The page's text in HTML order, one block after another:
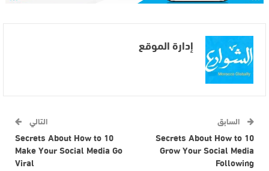
إدارة الموقع
السابق
10 Secrets About How to
Grow Your Social Media
Following
التالي
10 Secrets About How to
Make Your Social Media Go
Viral